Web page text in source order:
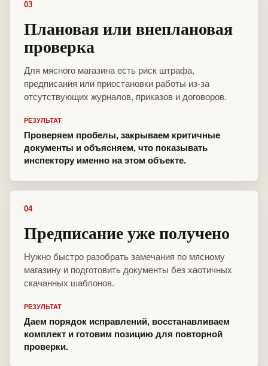
03
Плановая или внеплановая
проверка
Для мясного магазина есть риск штрафа,
предписания или приостановки работы из-за
отсутствующих журналов, приказов и договоров.
РЕЗУЛЬТАТ
Проверяем пробелы, закрываем критичные
документы и объясняем, что показывать
инспектору именно на этом объекте.
04
Предписание уже получено
Нужно быстро разобрать замечания по мясному
магазину и подготовить документы без хаотичных
скачанных шаблонов.
РЕЗУЛЬТАТ
Даем порядок исправлений, восстанавливаем
комплект и готовим позицию для повторной
проверки.